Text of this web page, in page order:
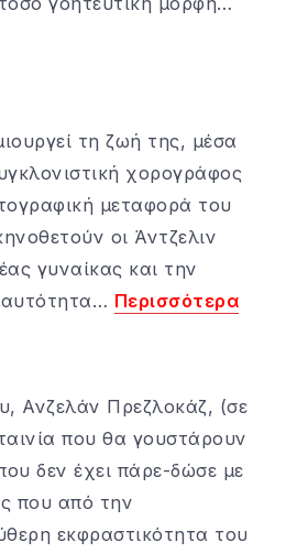
τη ζωή της, μέσα
χορογράφος
μεταφορά του
οι Άντζελιν
γυναίκας και την
Περισσότερα
Ανζελάν Πρεζλοκάζ, (σε
που θα γουστάρουν
δεν έχει πάρε-δώσε με
που από την
εκφραστικότητα του